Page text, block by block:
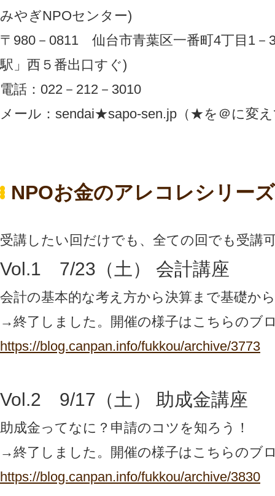
みやぎNPOセンター)
〒980－0811 仙台市青葉区一番町4丁目1－
駅」西５番出口すぐ)
電話：022－212－3010
メール：sendai★sapo-sen.jp（★を＠に変
NPOお金のアレコレシリーズ
受講したい回だけでも、全ての回でも受講
Vol.1 7/23（土） 会計講座
会計の基本的な考え方から決算まで基礎か
→終了しました。開催の様子はこちらのブ
https://blog.canpan.info/fukkou/archive/3773
Vol.2 9/17（土） 助成金講座
助成金ってなに？申請のコツを知ろう！
→終了しました。開催の様子はこちらのブ
https://blog.canpan.info/fukkou/archive/3830